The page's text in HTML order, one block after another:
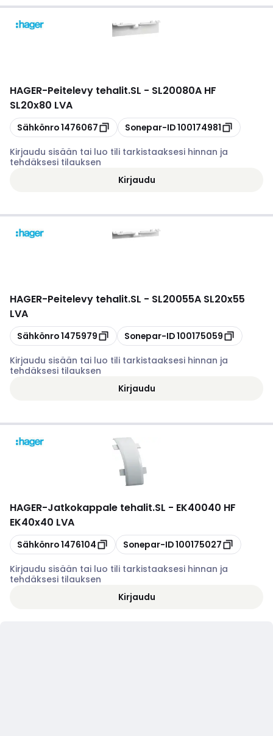
HAGER-Peitelevy tehalit.SL - SL20080A HF
SL20x80 LVA
Kopioi
Sähkönro1476067 Kopioi
Sonepar-ID100174981
Kirjaudu sisään tai luo tili tarkistaaksesi hinnan ja
tehdäksesi tilauksen
Kirjaudu
HAGER-Peitelevy tehalit.SL - SL20055A SL20x55
LVA
Kopioi
Sähkönro1475979 Kopioi
Sonepar-ID100175059
Kirjaudu sisään tai luo tili tarkistaaksesi hinnan ja
tehdäksesi tilauksen
Kirjaudu
HAGER-Jatkokappale tehalit.SL - EK40040 HF
EK40x40 LVA
Kopioi
Sähkönro1476104 Kopioi
Sonepar-ID100175027
Kirjaudu sisään tai luo tili tarkistaaksesi hinnan ja
tehdäksesi tilauksen
Kirjaudu